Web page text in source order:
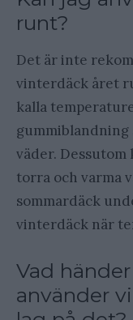
runt?
Det är inte
vinterdäck året
kalla
gummiblandning
väder. Dessutom
torra och varma
sommardäck
vinterdäck när
Vad
använder